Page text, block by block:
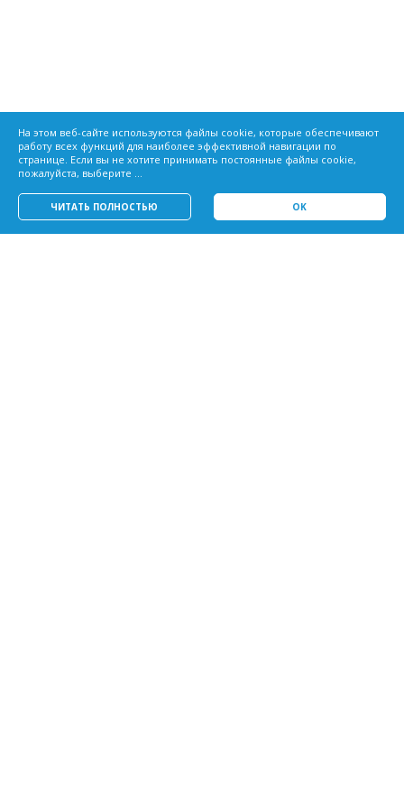
На этом веб-сайте используются файлы cookie, которые обеспечивают
работу всех функций для наиболее эффективной навигации по
странице. Если вы не хотите принимать постоянные файлы cookie,
пожалуйста, выберите ...
ЧИТАТЬ ПОЛНОСТЬЮ OK